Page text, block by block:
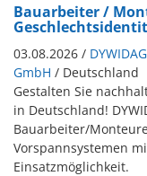
Bauarbeiter /
03.08.2026 /
GmbH / Deutschland
Gestalten Sie
in Deutschland!
Bauarbeiter/
Vorspannsystemen
Einsatzmöglichkeit.